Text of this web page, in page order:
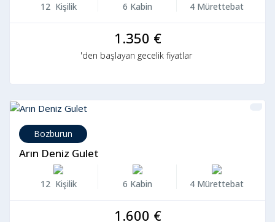
12 Kişilik 6 Kabin 4 Mürettebat
1.350 €
'den başlayan gecelik fiyatlar
Bozburun
Arın Deniz Gulet
12 Kişilik 6 Kabin 4 Mürettebat
1.600 €